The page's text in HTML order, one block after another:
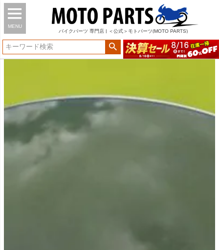
MENU
バイク パーツ 専門店 | ＜公式＞モトパーツ(MOTO PARTS)